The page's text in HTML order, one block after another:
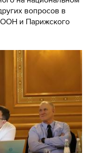
вопросов в
и Парижского